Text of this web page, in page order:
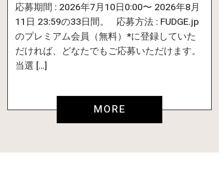
応募期間 : 2026年7月10日0:00〜 2026年8月
11日 23:59の33日間。 応募方法 : FUDGE.jp
のプレミアム会員（無料）*に登録していた
だければ、どなたでもご応募いただけます。
当選 […]
MORE